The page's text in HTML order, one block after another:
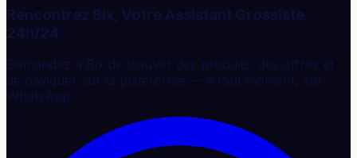
Rencontrez Bix, Votre Assistant Grossiste
24h/24
Demandez à Bix de trouver des produits, des offres et
de naviguer sur la plateforme — à tout moment, sur
WhatsApp.